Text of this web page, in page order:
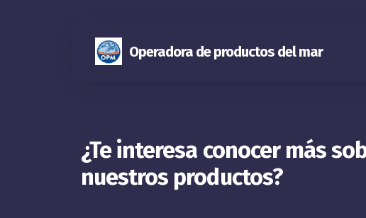
Operadora de productos del mar
¿Te interesa conocer más
nuestros productos?